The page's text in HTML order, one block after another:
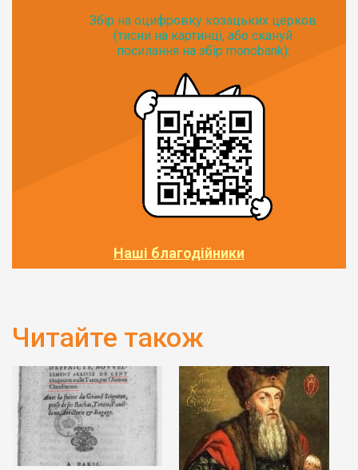
Збір на оцифровку козацьких церков
(тисни на картинці, або скануй
посилання на збір monobank):
Наші благодійники
Читайте також